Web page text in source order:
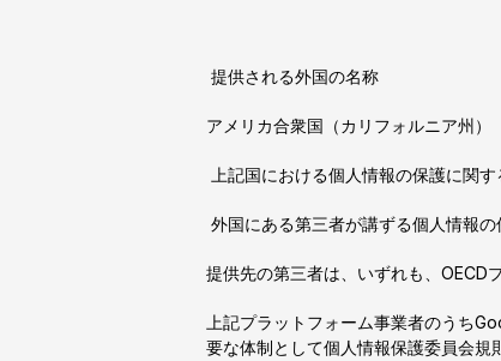
提供される外国の名称
アメリカ合衆国（カリフォルニア州）
上記国における個人情報の保護に関
外国にある第三者が講ずる個人情報
提供先の第三者は、いずれも、OECD
上記プラットフォーム事業者のうち
要な体制として個人情報保護委員会規